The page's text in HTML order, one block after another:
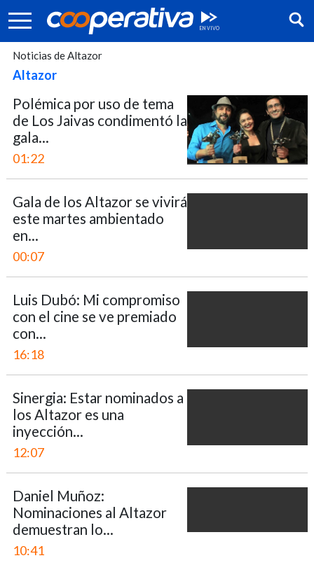
Síguenos:
Noticias de Altazor
Altazor
Polémica por uso de tema
de Los Jaivas condimentó la
gala...
01:22
Gala de los Altazor se vivirá
este martes ambientado
en...
00:07
Luis Dubó: Mi compromiso
con el cine se ve premiado
con...
16:18
Sinergia: Estar nominados a
los Altazor es una
inyección...
12:07
Daniel Muñoz:
Nominaciones al Altazor
demuestran lo...
10:41